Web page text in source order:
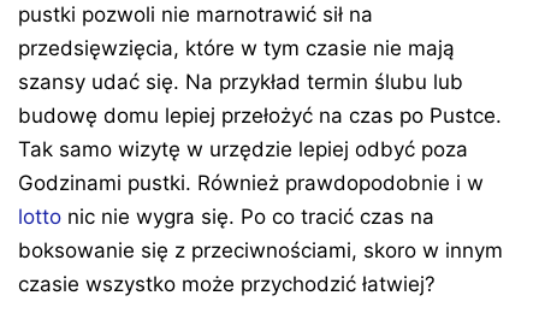
pustki pozwoli nie marnotrawić sił na
przedsięwzięcia, które w tym czasie nie mają
szansy udać się. Na przykład termin ślubu lub
budowę domu lepiej przełożyć na czas po Pustce.
Tak samo wizytę w urzędzie lepiej odbyć poza
Godzinami pustki. Również prawdopodobnie i w
lotto nic nie wygra się. Po co tracić czas na
boksowanie się z przeciwnościami, skoro w innym
czasie wszystko może przychodzić łatwiej?